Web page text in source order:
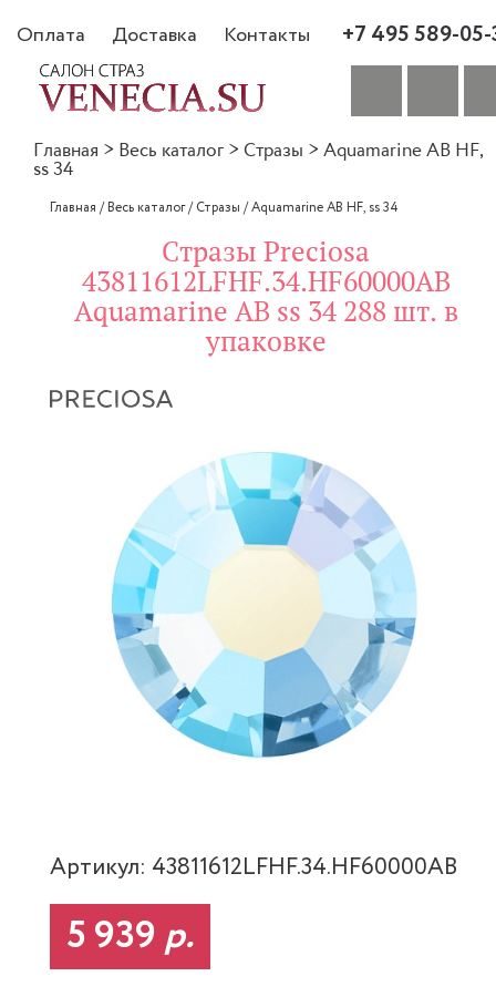
Оплата Доставка Контакты +7 495 589-
Главная > Весь каталог > Стразы > Aquamarine AB HF,
ss 34
Главная /Весь каталог/Стразы /Aquamarine AB HF, ss 34
Стразы Preciosa
43811612LFHF.34.HF60000AB
Aquamarine AB ss 34 288 шт. в
упаковке
Артикул: 43811612LFHF.34.HF60000AB
5 939 р.